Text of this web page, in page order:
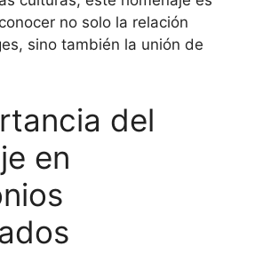
no solo la relación
sino también la unión de
del
en